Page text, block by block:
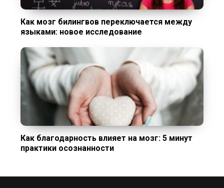
Как мозг билингвов переключается между
языками: новое исследование
Как благодарность влияет на мозг: 5 минут
практики осознанности